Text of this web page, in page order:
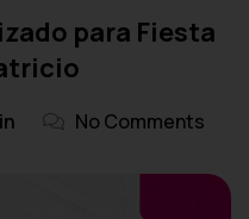
para Fiesta
No Comments